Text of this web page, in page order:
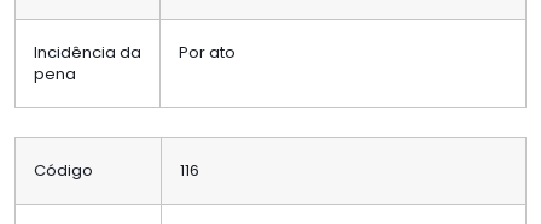
Incidência da
pena
Por ato
Código 116